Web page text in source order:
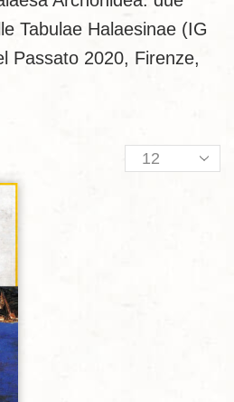
Tabulae Halaesinae (IG
Passato 2020, Firenze,
Products